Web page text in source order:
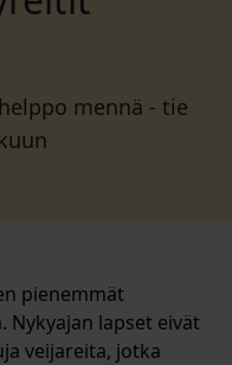
mennä - tie
pienemmät
lapset eivät
veijareita, jotka